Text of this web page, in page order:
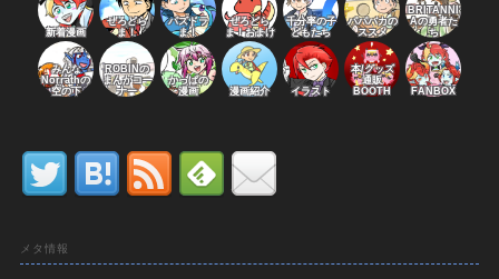
新着漫画
ぜろどら
ま！
パズドラ
ま！
ぜろどら
ま！おまけ
千分率の子
どもたち
パパバカの
ススメ
BRITANNI
Aの勇者た
ち
みんな
Norrathの
空の下
ROBINの
まんがコー
ナー
かっぱの
漫画
漫画紹介 イラスト
本/グッズ
通販
BOOTH
FANBOX
メタ情報